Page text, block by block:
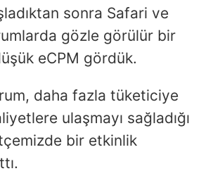
sonra Safari ve
gözle görülür bir
eCPM gördük.
daha fazla tüketiciye
ulaşmayı sağladığı
bir etkinlik